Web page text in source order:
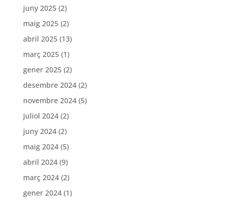
juny 2025(2)
maig 2025(2)
abril 2025(13)
març 2025(1)
gener 2025(2)
desembre 2024(2)
novembre 2024(5)
juliol 2024(2)
juny 2024(2)
maig 2024(5)
abril 2024(9)
març 2024(2)
gener 2024(1)